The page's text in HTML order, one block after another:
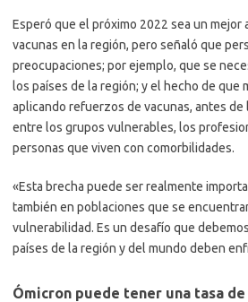
Esperó que el próximo 2022 sea un mejor
vacunas en la región, pero señaló que
preocupaciones; por ejemplo, que se
los países de la región; y el hecho de que
aplicando refuerzos de vacunas, antes de
entre los grupos vulnerables, los
personas que viven con comorbilidades.
«Esta brecha puede ser realmente
también en poblaciones que se
vulnerabilidad. Es un desafío que
países de la región y del mundo deben
Ómicron puede tener una tasa